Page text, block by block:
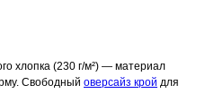
хлопка (230 г/м²) — материал
Свободный оверсайз крой для